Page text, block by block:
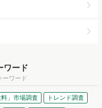
ワード
ーワード
料」市場調査
トレンド調査